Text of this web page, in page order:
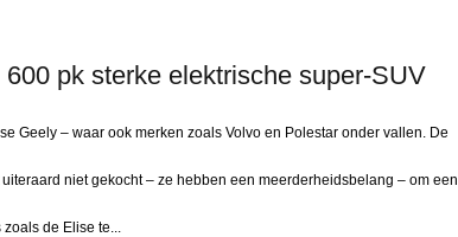
pk sterke elektrische super-SUV
Geely – waar ook merken zoals Volvo en Polestar onder vallen. De
niet gekocht – ze hebben een meerderheidsbelang – om een
de Elise te...